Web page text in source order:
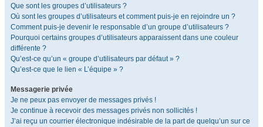
Que sont les groupes d’utilisateurs ?
Où sont les groupes d’utilisateurs et comment puis-je en rejoindre un ?
Comment puis-je devenir le responsable d’un groupe d’utilisateurs ?
Pourquoi certains groupes d’utilisateurs apparaissent dans une couleur
différente ?
Qu’est-ce qu’un « groupe d’utilisateurs par défaut » ?
Qu’est-ce que le lien « L’équipe » ?
Messagerie privée
Je ne peux pas envoyer de messages privés !
Je continue à recevoir des messages privés non sollicités !
J’ai reçu un courrier électronique indésirable de la part de quelqu’un sur ce